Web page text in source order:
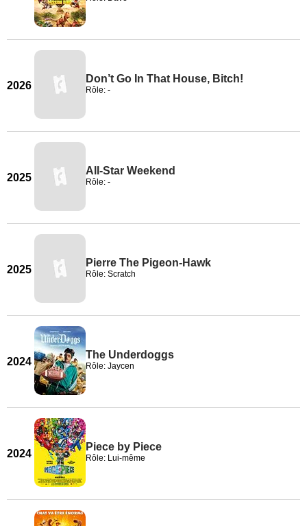
2026
Don’t Go In That House, Bitch!
Rôle: -
2025
All-Star Weekend
Rôle: -
2025
Pierre The Pigeon-Hawk
Rôle: Scratch
2024
The Underdoggs
Rôle: Jaycen
2024
Piece by Piece
Rôle: Lui-même